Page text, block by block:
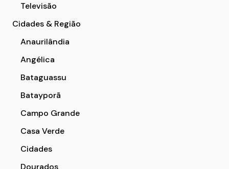
Televisão
Cidades & Região
Anaurilândia
Angélica
Bataguassu
Batayporã
Campo Grande
Casa Verde
Cidades